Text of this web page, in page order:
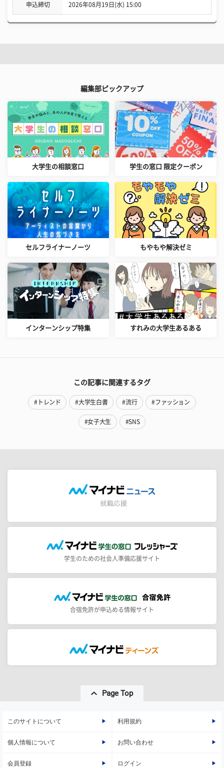
申込締切 2026年08月19日(水) 15:00
編集部ピックアップ
大学生の相談窓口 学生の窓口 限定クーポン
セルフライナーノーツ もやもや解決ゼミ
インターンシップ特集 すれみの大学生あるある
この記事に関連するタグ
#トレンド #大学生白書 #流行 #ファッション
#女子大生 #SNS
学生のための社会人準備応援サイト
合宿免許が申込める情報サイト
Page Top
このサイトについて 利用規約
個人情報について お問い合わせ
会員登録 ログイン